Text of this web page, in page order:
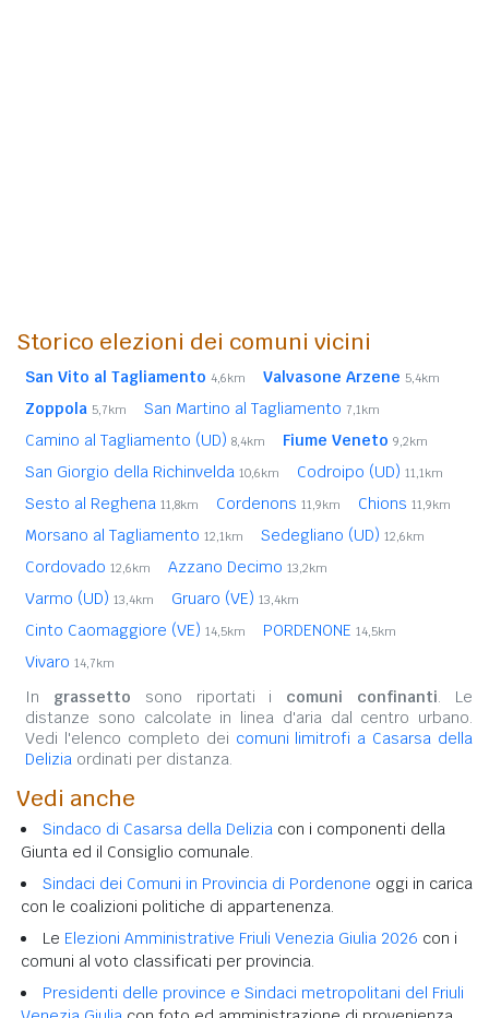
Storico elezioni dei comuni vicini
San Vito al Tagliamento 4,6km Valvasone Arzene 5,4km
Zoppola 5,7km San Martino al Tagliamento 7,1km
Camino al Tagliamento (UD) 8,4km Fiume Veneto 9,2km
San Giorgio della Richinvelda 10,6km Codroipo (UD) 11,1km
Sesto al Reghena 11,8km Cordenons 11,9km Chions 11,9km
Morsano al Tagliamento 12,1km Sedegliano (UD) 12,6km
Cordovado 12,6km Azzano Decimo 13,2km
Varmo (UD) 13,4km Gruaro (VE) 13,4km
Cinto Caomaggiore (VE) 14,5km PORDENONE 14,5km
Vivaro 14,7km
In grassetto sono riportati i comuni confinanti. Le
distanze sono calcolate in linea d'aria dal centro urbano.
Vedi l'elenco completo dei comuni limitrofi a Casarsa della
Delizia ordinati per distanza.
Vedi anche
Sindaco di Casarsa della Delizia con i componenti della
Giunta ed il Consiglio comunale.
Sindaci dei Comuni in Provincia di Pordenone oggi in carica
con le coalizioni politiche di appartenenza.
Le Elezioni Amministrative Friuli Venezia Giulia 2026 con i
comuni al voto classificati per provincia.
Presidenti delle province e Sindaci metropolitani del Friuli